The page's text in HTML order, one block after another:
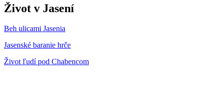
Život v Jasení
Beh ulicami Jasenia
Jasenské baranie hrče
Život ľudí pod Chabencom